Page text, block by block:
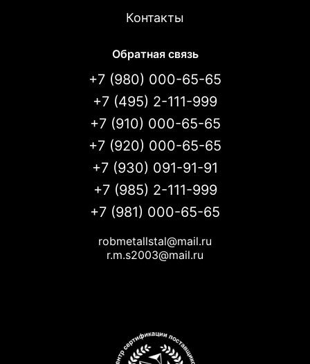
Контакты
Обратная связь
+7 (980) 000-65-65
+7 (495) 2-111-999
+7 (910) 000-65-65
+7 (920) 000-65-65
+7 (930) 091-91-91
+7 (985) 2-111-999
+7 (981) 000-65-65
robmetallstal@mail.ru
r.m.s2003@mail.ru